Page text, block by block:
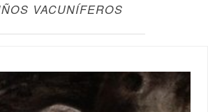
VACUNÍFEROS